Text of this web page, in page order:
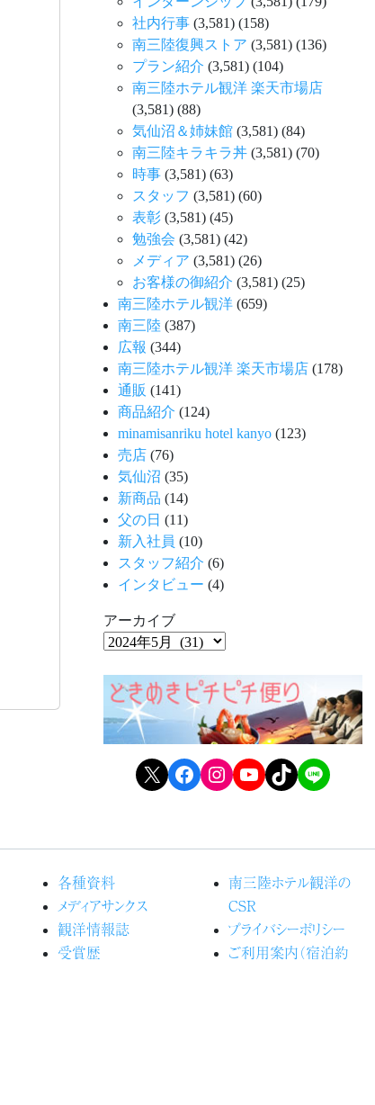
社内行事 (3,581) (158)
南三陸復興ストア (3,581) (136)
プラン紹介 (3,581) (104)
南三陸ホテル観洋 楽天市場店
(3,581) (88)
気仙沼＆姉妹館 (3,581) (84)
南三陸キラキラ丼 (3,581) (70)
時事 (3,581) (63)
スタッフ (3,581) (60)
表彰 (3,581) (45)
勉強会 (3,581) (42)
メディア (3,581) (26)
お客様の御紹介 (3,581) (25)
南三陸ホテル観洋 (659)
南三陸 (387)
広報 (344)
南三陸ホテル観洋 楽天市場店 (178)
通販 (141)
商品紹介 (124)
minamisanriku hotel kanyo (123)
売店 (76)
気仙沼 (35)
新商品 (14)
父の日 (11)
新入社員 (10)
スタッフ紹介 (6)
インタビュー (4)
アーカイブ
X Facebook Instagram YouTube TikTok LINE
各種資料
メディアサンクス
観洋情報誌
受賞歴
南三陸ホテル観洋の
CSR
プライバシーポリシー
ご利用案内（宿泊約